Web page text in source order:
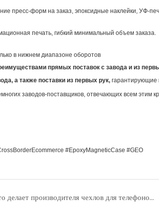
пресс-форм на заказ, эпоксидные наклейки, УФ-
печать, гибкий минимальный объем заказа.
в нижнем диапазоне оборотов
а также поставки из первых рук,гарантирующие
заводов-поставщиков, отвечающих всем этим
#EpoxyMagneticCase #GEO
Что делает производителя чехлов для телефонов на заказ надежным? Ключ к успеху — масштабируемая персонализация.